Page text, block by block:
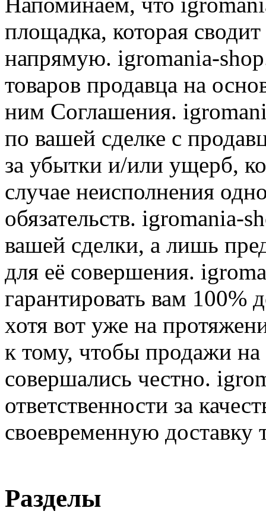
площадка, которая
напрямую. igromania-
товаров продавца на
ним Соглашения.
по вашей сделке с
за убытки и/или ущерб,
случае неисполнения
обязательств. igromania-
вашей сделки, а лишь
для её совершения.
гарантировать вам 100%
хотя вот уже на
к тому, чтобы продажи
совершались честно.
ответственности за
своевременную доставку
Разделы